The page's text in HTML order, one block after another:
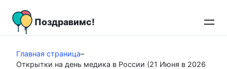
контенту
Поздравимс!
Главная страница–
Открытки на день медика в России (21 Июня в 2026